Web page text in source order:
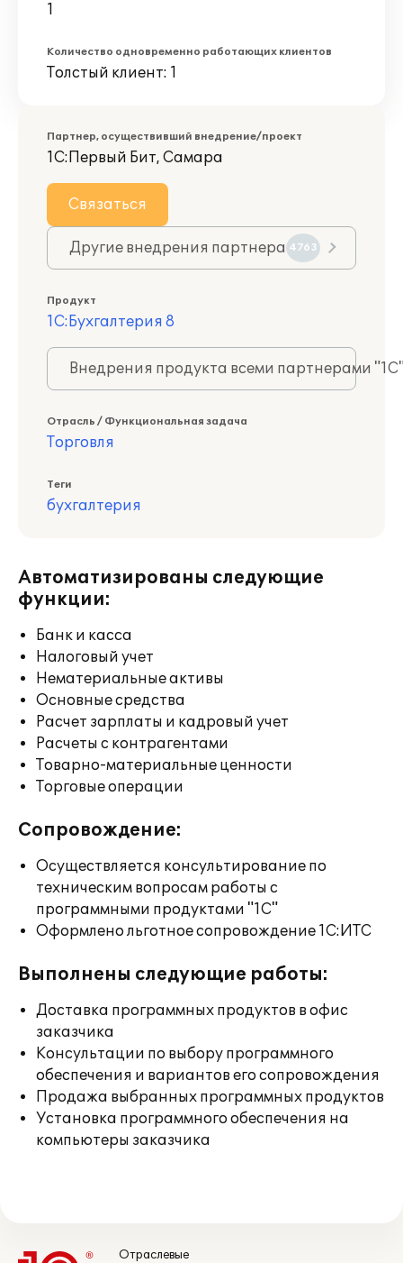
1
Количество одновременно работающих клиентов
Толстый клиент: 1
Партнер, осуществивший внедрение/проект
1С:Первый Бит, Самара
Связаться
Другие внедрения партнера 4763
Продукт
1С:Бухгалтерия 8
Внедрения продукта всеми партнерами
Отрасль / Функциональная задача
Торговля
Теги
бухгалтерия
Автоматизированы следующие
функции:
Банк и касса
Налоговый учет
Нематериальные активы
Основные средства
Расчет зарплаты и кадровый учет
Расчеты с контрагентами
Товарно-материальные ценности
Торговые операции
Сопровождение:
Осуществляется консультирование по
техническим вопросам работы с
программными продуктами "1С"
Оформлено льготное сопровождение 1С:ИТС
Выполнены следующие работы:
Доставка программных продуктов в офис
заказчика
Консультации по выбору программного
обеспечения и вариантов его сопровождения
Продажа выбранных программных продуктов
Установка программного обеспечения на
компьютеры заказчика
Отраслевые